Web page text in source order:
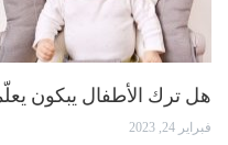
هل ترك الأطفال يبكون
فبراير 24, 2023